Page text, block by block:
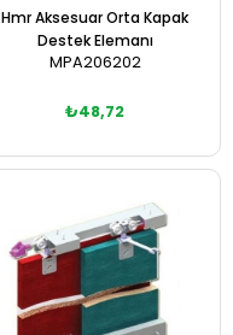
Hmr Aksesuar Orta Kapak
Destek Elemanı
MPA206202
₺48,72